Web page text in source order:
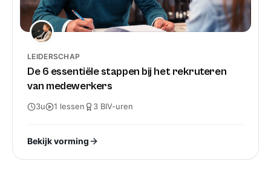
LEIDERSCHAP
De 6 essentiële stappen bij het rekruteren
van medewerkers
3u 1 lessen 3 BIV-uren
Bekijk vorming